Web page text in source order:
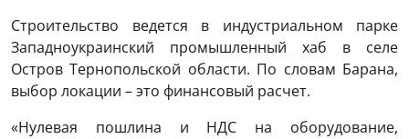
Строительство ведется в индустриальном парке
Западноукраинский промышленный хаб в селе
Остров Тернопольской области. По словам Барана,
выбор локации – это финансовый расчет.
«Нулевая пошлина и НДС на оборудование,